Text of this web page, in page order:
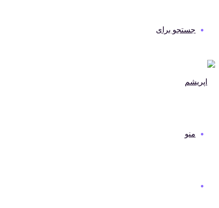
جستجو برای
منو